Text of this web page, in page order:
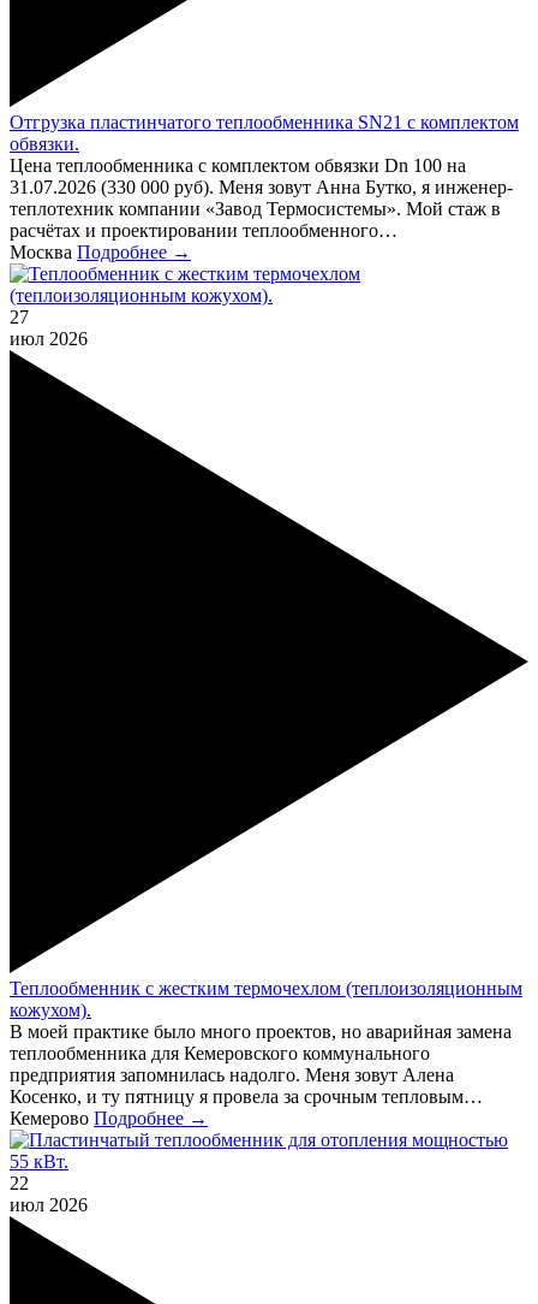
Отгрузка пластинчатого теплообменника SN21 с комплектом
обвязки.
Цена теплообменника с комплектом обвязки Dn 100 на
31.07.2026 (330 000 руб). Меня зовут Анна Бутко, я инженер-
теплотехник компании «Завод Термосистемы». Мой стаж в
расчётах и проектировании теплообменного…
Москва Подробнее →
27
июл 2026
Теплообменник с жестким термочехлом (теплоизоляционным
кожухом).
В моей практике было много проектов, но аварийная замена
теплообменника для Кемеровского коммунального
предприятия запомнилась надолго. Меня зовут Алена
Косенко, и ту пятницу я провела за срочным тепловым…
Кемерово Подробнее →
22
июл 2026